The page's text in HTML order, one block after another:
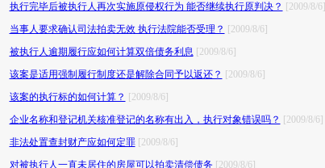
执行完毕后被执行人再次实施原侵权行为 能否继续执行原判决？ [2009/8/6]
当事人要求确认司法拍卖无效 执行法院能否受理？ [2009/8/6]
被执行人逾期履行应如何计算双倍债务利息 [2009/8/6]
该案是适用强制履行制度还是解除合同予以返还？ [2009/8/6]
该案的执行标的如何计算？ [2009/8/6]
企业名称和登记机关核准登记的名称有出入，执行对象错误吗？ [2009/8/6]
非法处置查封财产应如何定罪 [2009/8/6]
对被执行人一直未居住的房屋可以拍卖清偿债务 [2009/8/6]